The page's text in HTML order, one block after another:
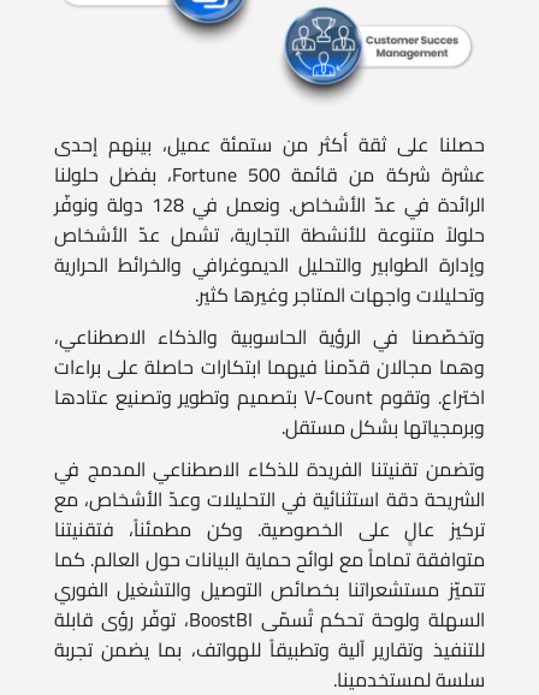
حصلنا على ثقة أكثر من ستمئة عميل، بينهم إحدى
الرائدة في عدّ الأشخاص. ونعمل في 128 دولة ونوفّر
حلولاً متنوعة للأنشطة التجارية، تشمل عدّ الأشخاص
وإدارة الطوابير والتحليل الديموغرافي والخرائط الحرارية
وتحليلات واجهات المتاجر وغيرها كثير.
وتخصّصنا في الرؤية الحاسوبية والذكاء الاصطناعي،
وهما مجالان قدّمنا فيهما ابتكارات حاصلة على براءات
اختراع. وتقوم V-Count بتصميم وتطوير وتصنيع عتادها
وبرمجياتها بشكل مستقل.
وتضمن تقنيتنا الفريدة للذكاء الاصطناعي المدمج في
الشريحة دقة استثنائية في التحليلات وعدّ الأشخاص، مع
تركيز عالٍ على الخصوصية. وكن مطمئناً، فتقنيتنا
متوافقة تماماً مع لوائح حماية البيانات حول العالم. كما
تتميّز مستشعراتنا بخصائص التوصيل والتشغيل الفوري
السهلة ولوحة تحكم تُسمّى BoostBI، توفّر رؤى قابلة
للتنفيذ وتقارير آلية وتطبيقاً للهواتف، بما يضمن تجربة
سلسة لمستخدمينا.
ولا تتفوّق تقنيتنا الحصرية للذكاء الاصطناعي المدمج